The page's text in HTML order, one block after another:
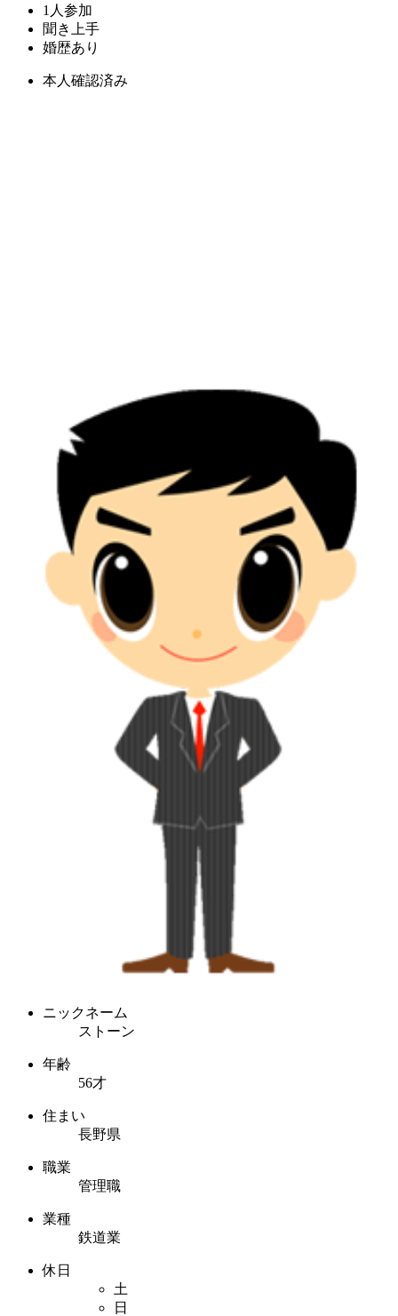
1人参加
聞き上手
婚歴あり
本人確認済み
ニックネーム
ストーン
年齢
56才
住まい
長野県
職業
管理職
業種
鉄道業
休日
土
日